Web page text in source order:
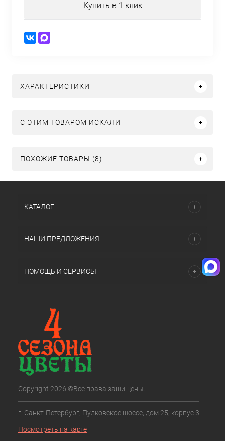
Купить в 1 клик
ХАРАКТЕРИСТИКИ
C ЭТИМ ТОВАРОМ ИСКАЛИ
ПОХОЖИЕ ТОВАРЫ (8)
КАТАЛОГ
НАШИ ПРЕДЛОЖЕНИЯ
ПОМОЩЬ И СЕРВИСЫ
Copyright 2026 ©Все права защищены.
г. Санкт-Петербург, Пулковское шоссе, дом 25, корпус 3
Посмотреть на карте